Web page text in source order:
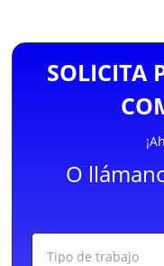
SOLICITA
O